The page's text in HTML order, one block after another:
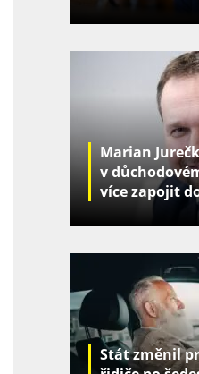
Marian
v
více zapojit
Stát změnil